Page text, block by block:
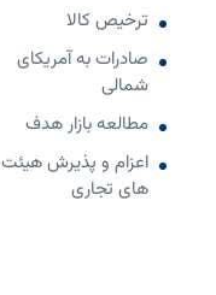
ترخیص کالا
صادرات به آمریکای
شمالی
مطالعه بازار هدف
اعزام و پذیرش هیئت
های تجاری